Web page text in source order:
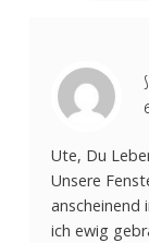
Ute, Du
Unsere
anscheinend
ich ewig